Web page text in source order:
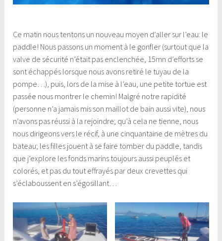
Ce matin nous tentons un nouveau moyen d’aller sur l’eau: le
paddle! Nous passons un moment à le gonfler (surtout que la
valve de sécurité n’était pas enclenchée, 15mn d’efforts se
sont échappés lorsque nous avons retiré le tuyau de la
pompe…), puis, lors de la mise à l’eau, une petite tortue est
passée nous montrer le chemin! Malgré notre rapidité
(personne n’a jamais mis son maillot de bain aussi vite), nous
n’avons pas réussi à la rejoindre; qu’à cela ne tienne, nous
nous dirigeons vers le récif, à une cinquantaine de mètres du
bateau; les filles jouent à se faire tomber du paddle, tandis
que j’explore les fonds marins toujours aussi peuplés et
colorés, et pas du tout effrayés par deux crevettes qui
s’éclaboussent en s’égosillant…